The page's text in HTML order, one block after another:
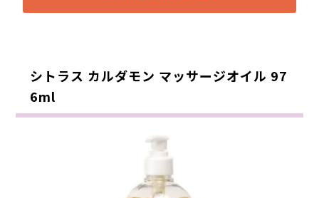
シトラス カルダモン マッサージオイル 97
6ml